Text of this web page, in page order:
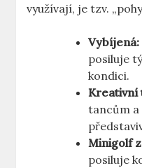
využívají, je tzv.
Vybíjená:
posiluje
kondici.
Kreativní
tancům
Minigolf
posiluje